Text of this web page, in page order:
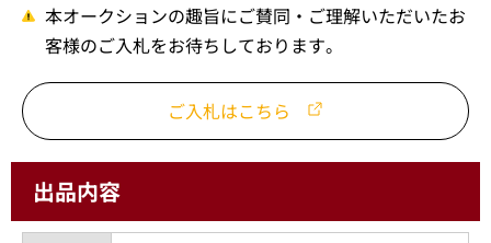
本オークションの趣旨にご賛同・ご理解いただいたお
客様のご入札をお待ちしております。
ご入札はこちら
出品内容